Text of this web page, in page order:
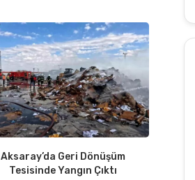
Aksaray’da Geri Dönüşüm
Tesisinde Yangın Çıktı